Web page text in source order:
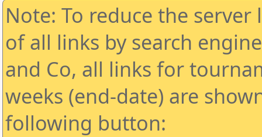
Note: To reduce the
of all links by search
and Co, all links for
weeks (end-date) are
following button: